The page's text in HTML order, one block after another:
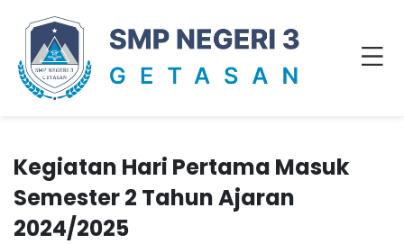
Kegiatan Hari Pertama Masuk
Semester 2 Tahun Ajaran
2024/2025